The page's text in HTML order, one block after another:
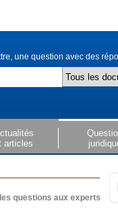
une question avec des
articles
questions aux experts